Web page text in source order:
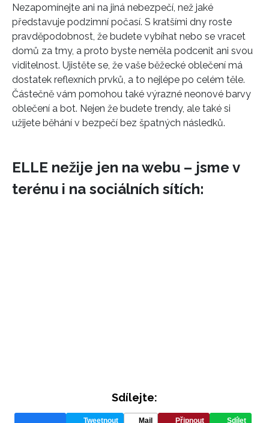
REDAKCE
Nezapomínejte ani na jiná nebezpečí, než jaké
představuje podzimní počasí. S kratšími dny roste
pravděpodobnost, že budete vybíhat nebo se vracet
domů za tmy, a proto byste neměla podcenit ani svou
viditelnost. Ujistěte se, že vaše běžecké oblečení má
dostatek reflexních prvků, a to nejlépe po celém těle.
Částečně vám pomohou také výrazné neonové barvy
oblečení a bot. Nejen že budete trendy, ale také si
užijete běhání v bezpečí bez špatných následků.
ELLE nežije jen na webu – jsme v
terénu i na sociálních sítích:
Sdílejte:
Tweetnout Mail Připnout Sdílet